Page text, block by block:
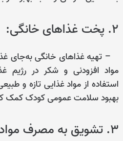
۲. پخت غذاهای خانگی:
– تهیه غذاهای خانگی به‌جای
مواد افزودنی و شکر در
استفاده از مواد غذایی تازه و
بهبود سلامت عمومی کودک کمک
۳. تشویق به مصرف مواد غذایی سالم: